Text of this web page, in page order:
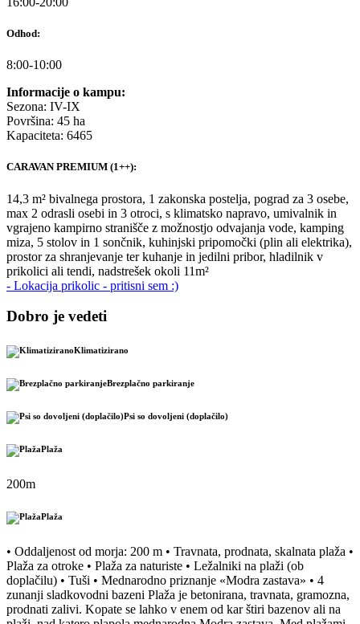
Odhod:
8:00-10:00
Informacije o kampu:
Sezona: IV-IX
Površina: 45 ha
Kapaciteta: 6465
CARAVAN PREMIUM (1++):
14,3 m² bivalnega prostora, 1 zakonska postelja, pograd za 3 osebe,
max 2 odrasli osebi in 3 otroci, s klimatsko napravo, umivalnik in
vgrajeno kampirno stranišče z možnostjo odvajanja vode, kamping
miza, 5 stolov in 1 sončnik, kuhinjski pripomočki (plin ali elektrika),
prostor za shranjevanje ter kuhanje in jedilni pribor, hladilnik v
prikolici ali tendi, nadstrešek okoli 11m²
- Lokacija prikolic - pritisni sem :)
Dobro je vedeti
Klimatizirano
Brezplačno parkiranje
Psi so dovoljeni (doplačilo)
Plaža
200m
Plaža
• Oddaljenost od morja: 200 m • Travnata, prodnata, skalnata plaža •
Plaža za otroke • Plaža za naturiste • Ležalniki na plaži (ob
doplačilu) • Tuši • Mednarodno priznanje «Modra zastava» • 4
zunanji sladkovodni bazeni Plaža je betonirana, travnata, gramozna,
prodnati zalivi. Kopate se lahko v enem od kar štiri bazenov ali na